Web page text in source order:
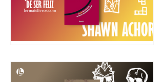
“O jeito Harvard de ser
Feliz” Shawn Achor